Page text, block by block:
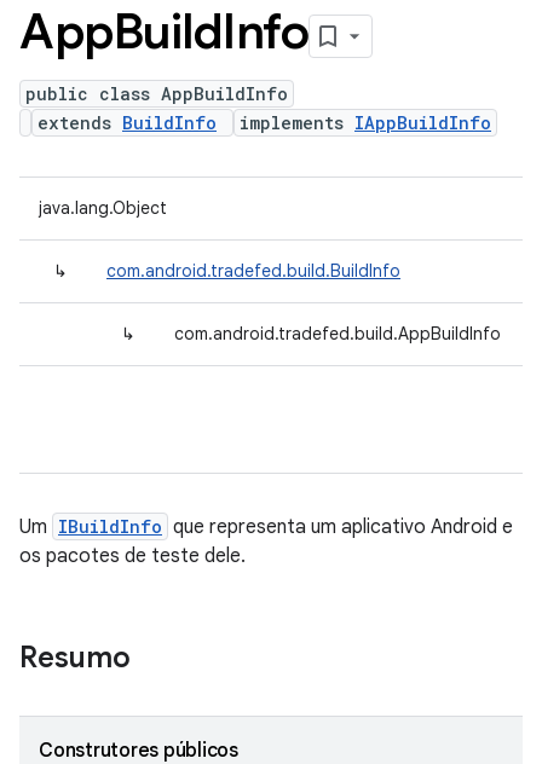
AppBuildInfo
public class AppBuildInfo
extends BuildInfo implements IAppBuildInfo
java.lang.Object
↳ com.android.tradefed.build.BuildInfo
↳ com.android.tradefed.build.AppBuildInfo
Um IBuildInfo que representa um aplicativo Android e
os pacotes de teste dele.
Resumo
Construtores públicos